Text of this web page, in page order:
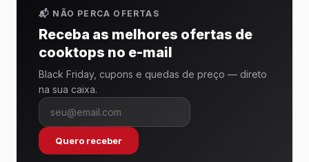
📬 NÃO PERCA OFERTAS
Receba as melhores ofertas de
cooktops no e-mail
Black Friday, cupons e quedas de preço — direto
na sua caixa.
Quero receber